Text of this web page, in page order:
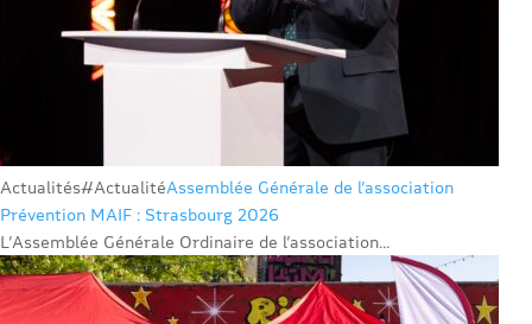
Actualités#ActualitéAssemblée Générale de l’association
Prévention MAIF : Strasbourg 2026
L’Assemblée Générale Ordinaire de l’association...